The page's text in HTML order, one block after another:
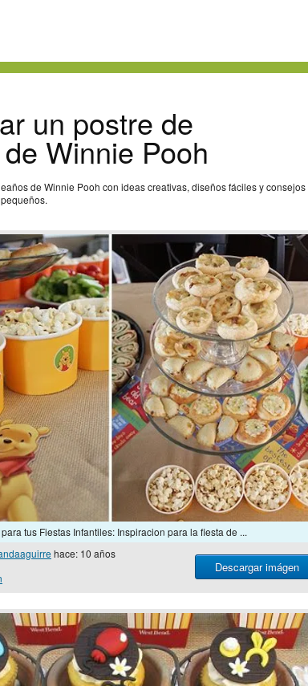
un postre de
Winnie Pooh
de Winnie Pooh con ideas creativas, diseños fáciles y consejos
tus Fiestas Infantiles: Inspiracion para la fiesta de ...
Descargar imágen
hace: 10 años